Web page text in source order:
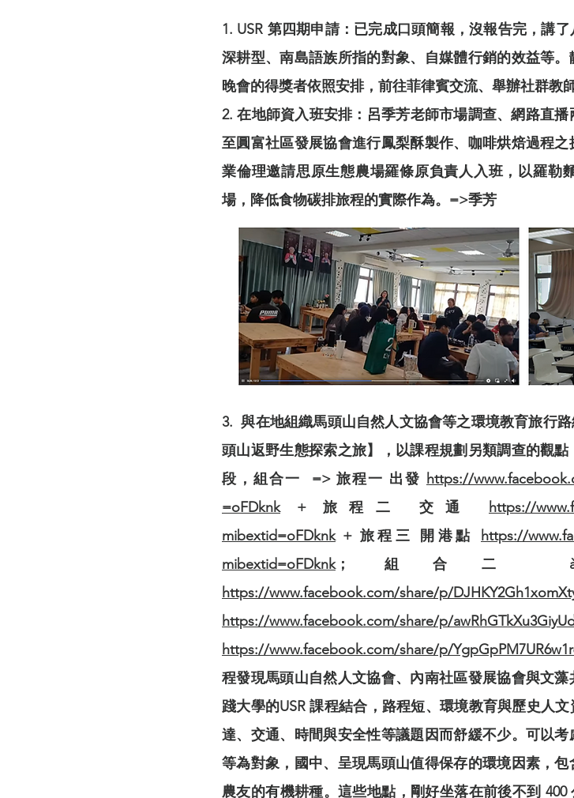
1. USR 第四期申請：已完成口頭簡報，沒報告完，講
深耕型、南島語族所指的對象、自媒體行銷的效益等
晚會的得獎者依照安排，前往菲律賓交流、舉辦社群教
2. 在地師資入班安排：呂季芳老師市場調查、網路直
至圓富社區發展協會進行鳳梨酥製作、咖啡烘焙過程
業倫理邀請思原生態農場羅條原負責人入班，以羅勒
場，降低食物碳排旅程的實際作為。=>季芳
3. 與在地組織馬頭山自然人文協會等之環境教育旅行
頭山返野生態探索之旅】，以課程規劃另類調查的觀
段，組合一 => 旅程一 出發 https://
=oFDknk+ 旅程二 交通
https://
mibextid=oFDknk+ 旅程三 開港點
https://
mibextid=oFDknk；組合二
https://www.facebook.com/share/p/
https://www.facebook.com/share/p/
https://www.facebook.com/share/p/
程發現馬頭山自然人文協會、內南社區發展協會與文
踐大學的USR 課程結合，路程短、環境教育與歷史人
達、交通、時間與安全性等議題因而舒緩不少。可以
等為對象，國中、呈現馬頭山值得保存的環境因素，
農友的有機耕種。這些地點，剛好坐落在前後不到